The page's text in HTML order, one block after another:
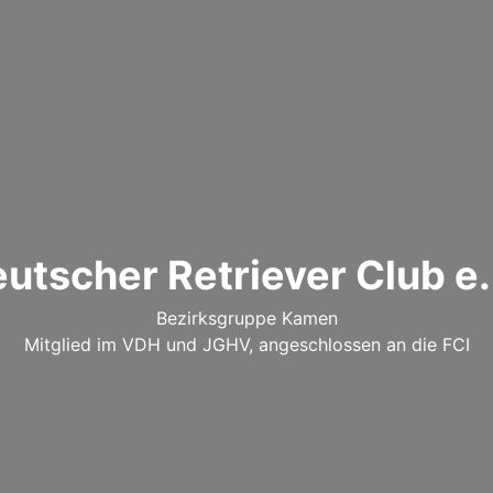
Retriever Club
Bezirksgruppe Kamen
Mitglied im VDH und JGHV, angeschlossen an die FCI